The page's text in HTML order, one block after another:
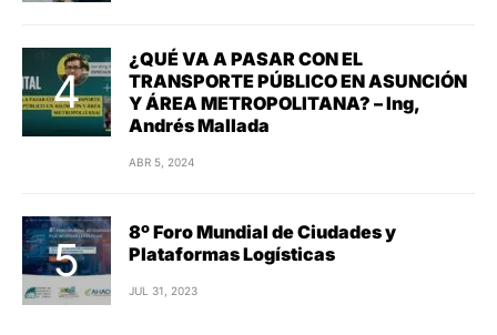
¿QUÉ VA A PASAR CON EL
TRANSPORTE PÚBLICO EN ASUNCIÓN
Y ÁREA METROPOLITANA? – Ing,
Andrés Mallada
ABR 5, 2024
8º Foro Mundial de Ciudades y
Plataformas Logísticas
JUL 31, 2023